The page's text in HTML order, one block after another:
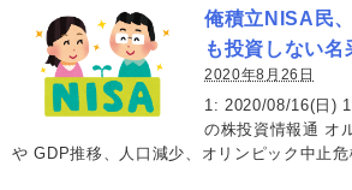
俺積立NISA民
も投資しない名
2020年8月26日
1: 2020/08/16(日)
の株投資情報通 オ
や GDP推移、人口減少、オリンピック中止